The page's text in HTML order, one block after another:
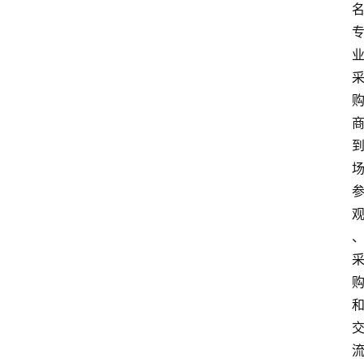
名
专
业
采
购
商
到
场
参
观
、
采
购
和
交
流